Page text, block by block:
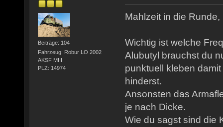
Beiträge: 104
Fahrzeug: Robur LO 2002
AKSF MIII
PLZ: 14974
Mahlzeit in die Runde,
Wichtig ist welche
Alubutyl brauchst du
punktuell kleben
hinderst.
Ansonsten das
je nach Dicke.
Wie du sagst sind die